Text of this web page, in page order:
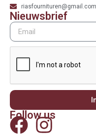
riasfournituren@gmail.com
Nieuwsbrief
Follow us